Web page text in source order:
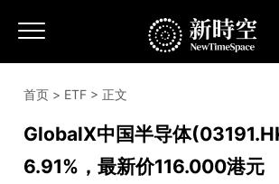
首页 > ETF > 正文
GlobalX中国半导体
6.91%，最新价116.000港元